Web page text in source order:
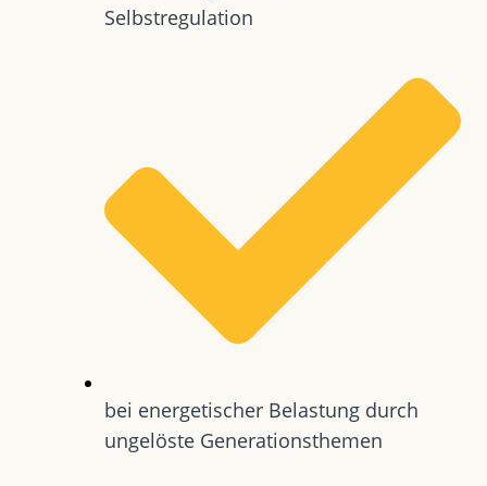
Selbstregulation
bei energetischer Belastung durch
ungelöste Generationsthemen